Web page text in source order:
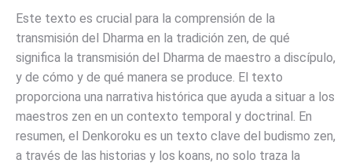
Este texto es crucial para la comprensión de la
transmisión del Dharma en la tradición zen, de qué
significa la transmisión del Dharma de maestro a discípulo,
y de cómo y de qué manera se produce. El texto
proporciona una narrativa histórica que ayuda a situar a los
maestros zen en un contexto temporal y doctrinal. En
resumen, el Denkoroku es un texto clave del budismo zen,
a través de las historias y los koans, no solo traza la